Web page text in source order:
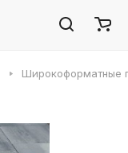
Широкоформатные